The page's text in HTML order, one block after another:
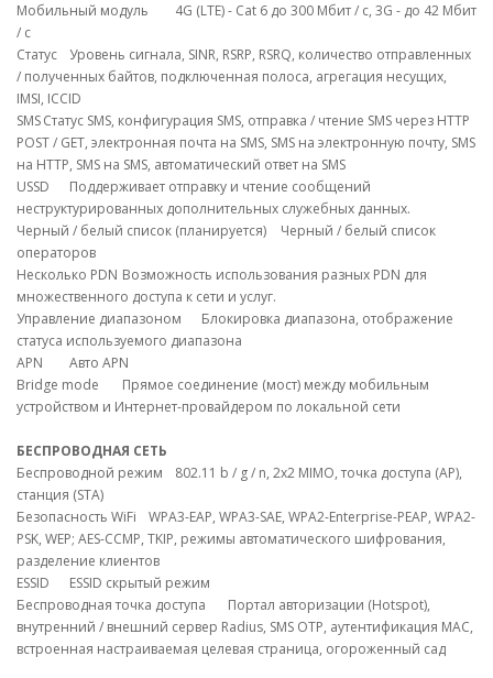
Мобильный модуль
4G (LTE) - Cat 6 до 300 Мбит / с, 3G - до 42 Мбит
/ с
Статус
Уровень сигнала, SINR, RSRP, RSRQ, количество отправленных
/ полученных байтов, подключенная полоса, агрегация несущих,
IMSI, ICCID
SMSСтатус SMS, конфигурация SMS, отправка / чтение SMS через HTTP
POST / GET, электронная почта на SMS, SMS на электронную почту, SMS
на HTTP, SMS на SMS, автоматический ответ на SMS
USSD
Поддерживает отправку и чтение сообщений
неструктурированных дополнительных служебных данных.
Черный / белый список (планируется)
Черный / белый список
операторов
Несколько PDN Возможность использования разных PDN для
множественного доступа к сети и услуг.
Управление диапазоном
Блокировка диапазона, отображение
статуса используемого диапазона
APN
Авто APN
Bridge mode
Прямое соединение (мост) между мобильным
устройством и Интернет-провайдером по локальной сети
БЕСПРОВОДНАЯ СЕТЬ
Беспроводной режим
802.11 b / g / n, 2x2 MIMO, точка доступа (AP),
станция (STA)
Безопасность WiFi
WPA3-EAP, WPA3-SAE, WPA2-Enterprise-PEAP, WPA2-
PSK, WEP; AES-CCMP, TKIP, режимы автоматического шифрования,
разделение клиентов
ESSID
ESSID скрытый режим
Беспроводная точка доступа
Портал авторизации (Hotspot),
внутренний / внешний сервер Radius, SMS OTP, аутентификация MAC,
встроенная настраиваемая целевая страница, огороженный сад